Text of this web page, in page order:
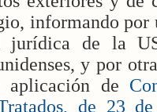
informando por
jurídica de la
y por
aplicación de
de 23